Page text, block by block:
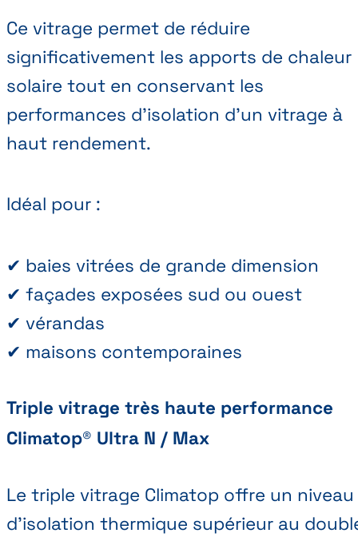
Ce vitrage permet de réduire
significativement les apports de chaleur
solaire tout en conservant les
performances d’isolation d’un vitrage à
haut rendement.
Idéal pour :
✔ baies vitrées de grande dimension
✔ façades exposées sud ou ouest
✔ vérandas
✔ maisons contemporaines
Triple vitrage très haute performance
Climatop® Ultra N / Max
Le triple vitrage Climatop offre un niveau
d’isolation thermique supérieur au